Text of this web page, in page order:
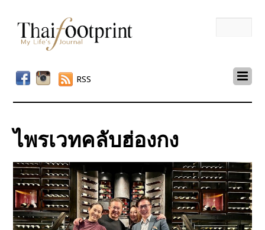
RSS
ไพรเวทคลับฮ่องกง